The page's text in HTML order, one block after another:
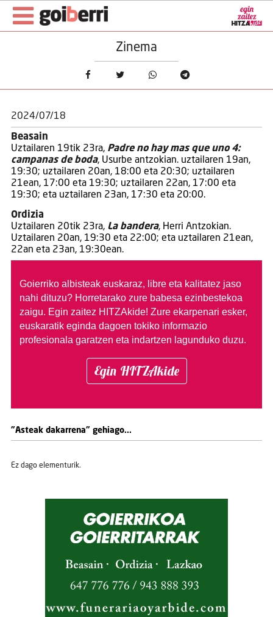
Zinema
2024/07/18
Beasain
Uztailaren 19tik 23ra, Padre no hay mas que uno 4:
campanas de boda, Usurbe antzokian. uztailaren 19an,
19:30; uztailaren 20an, 18:00 eta 20:30; uztailaren
21ean, 17:00 eta 19:30; uztailaren 22an, 17:00 eta
19:30; eta uztailaren 23an, 17:30 eta 20:00.
Ordizia
Uztailaren 20tik 23ra, La bandera, Herri Antzokian.
Uztailaren 20an, 19:30 eta 22:00; eta uztailaren 21ean,
22an eta 23an, 19:30ean.
Goierriko albisteak euskaraz, libre eta kalitatez jaso
nahi dituzu? Horretarako zure babesa ezinbestekoa
zaigu. Egin zaitez HITZAkide! Zure ekarpenari esker,
euskaratik eginda dagoen tokiko informazio
profesionala garatzen eta indartzen lagunduko duzu.
Egin HITZAkide
"Asteak dakarrena" gehiago...
Ez dago elementurik.